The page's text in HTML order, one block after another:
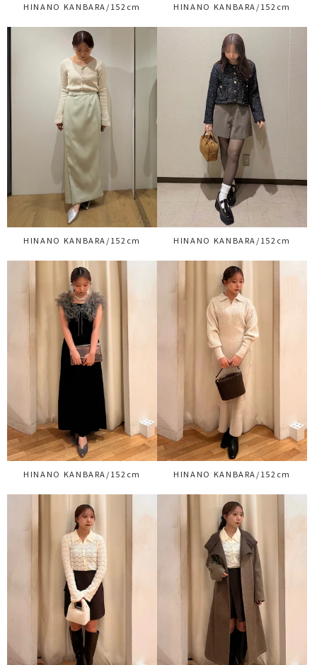
HINANO KANBARA/152cm HINANO KANBARA/152cm
HINANO KANBARA/152cm HINANO KANBARA/152cm
HINANO KANBARA/152cm HINANO KANBARA/152cm